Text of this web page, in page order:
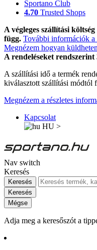
Sportano Club
4.70 Trusted Shops
A végleges szállítási
függ. További információk a
Megnézem hogyan
A rendeléseket
A szállítási idő a termék
kiválasztott szállítási módtól
Megnézem a részletes
Kapcsolat
HU >
Nav switch
Keresés
Keresés
Keresés
Mégse
Adja meg a keresőszót a